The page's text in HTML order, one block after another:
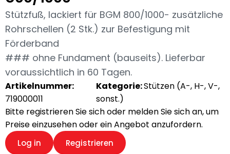
Stützfuß, lackiert für BGM 800/1000- zusätzliche
Rohrschellen (2 Stk.) zur Befestigung mit
Förderband
### ohne Fundament (bauseits). Lieferbar
voraussichtlich in 60 Tagen.
Artikelnummer:
719000011
Kategorie:Stützen (A-, H-, V-,
sonst.)
Bitte registrieren Sie sich oder melden Sie sich an, um
Preise einzusehen oder ein Angebot anzufordern.
Log in Registrieren